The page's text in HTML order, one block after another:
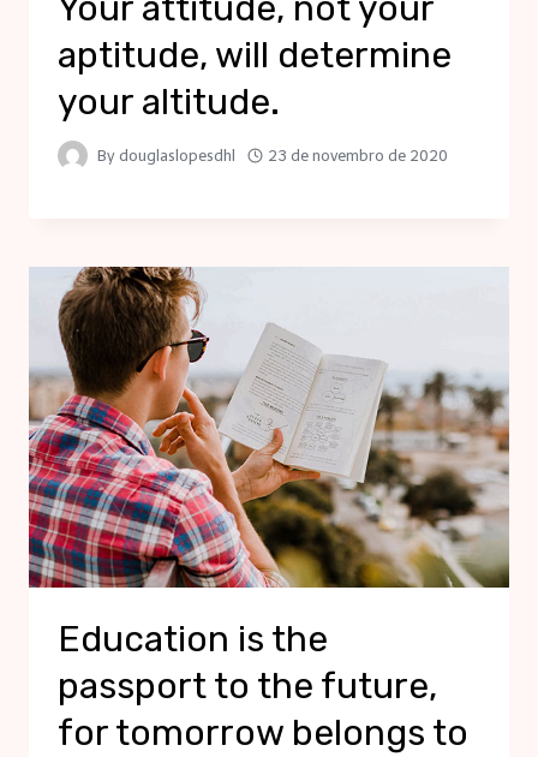
aptitude, will determine
your altitude.
By douglaslopesdhl 23 de novembro de 2020
Education is the
passport to the future,
for tomorrow belongs to